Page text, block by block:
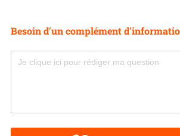
Besoin d'un complément